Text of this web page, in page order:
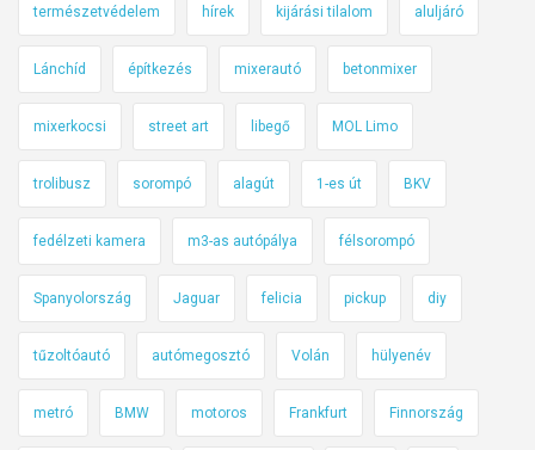
a
á
s
n
í
r
természetvédelem hírek kijárási tilalom aluljáró
Lánchíd építkezés mixerautó betonmixer
mixerkocsi street art libegő MOL Limo
trolibusz sorompó alagút 1-es út BKV
fedélzeti kamera m3-as autópálya félsorompó
Spanyolország Jaguar felicia pickup diy
tűzoltóautó autómegosztó Volán hülyenév
metró BMW motoros Frankfurt Finnország